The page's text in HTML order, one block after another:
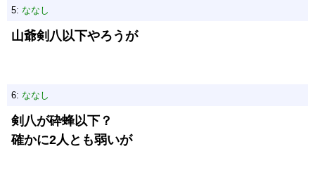
5: ななし
山爺剣八以下やろうが
6: ななし
剣八が砕蜂以下？
確かに2人とも弱いが